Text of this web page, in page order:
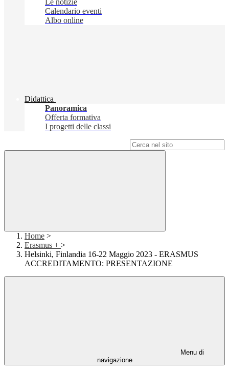
Le notizie
Calendario eventi
Albo online
Didattica
Panoramica
Offerta formativa
I progetti delle classi
Home >
Erasmus + >
Helsinki, Finlandia 16-22 Maggio 2023 - ERASMUS
ACCREDITAMENTO: PRESENTAZIONE
Menu di
navigazione